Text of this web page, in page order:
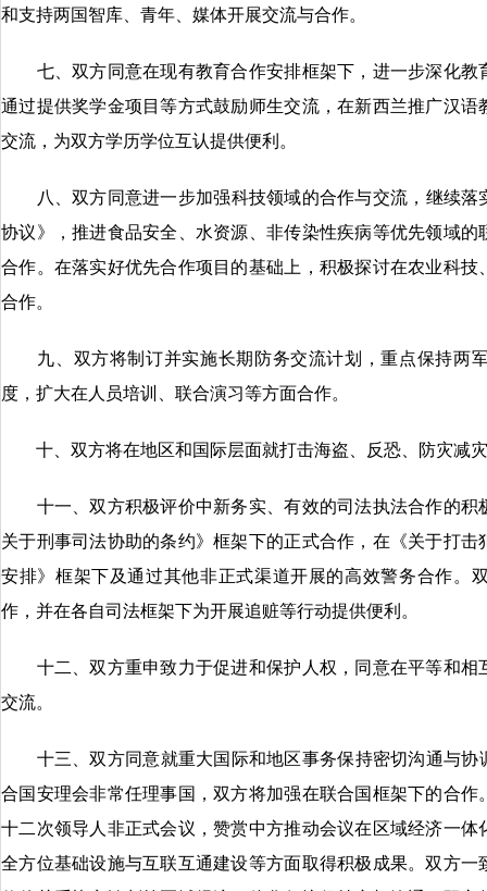
和支持两国智库、青年、媒体开展交流与合作。
七、双方同意在现有教育合作安排框架下，进一步深化教
通过提供奖学金项目等方式鼓励师生交流，在新西兰推广汉
交流，为双方学历学位互认提供便利。
八、双方同意进一步加强科技领域的合作与交流，继续落
协议》，推进食品安全、水资源、非传染性疾病等优先领域
合作。在落实好优先合作项目的基础上，积极探讨在农业科
合作。
九、双方将制订并实施长期防务交流计划，重点保持两
度，扩大在人员培训、联合演习等方面合作。
十、双方将在地区和国际层面就打击海盗、反恐、防灾减
十一、双方积极评价中新务实、有效的司法执法合作的积
关于刑事司法协助的条约》框架下的正式合作，在《关于打
安排》框架下及通过其他非正式渠道开展的高效警务合作。
作，并在各自司法框架下为开展追赃等行动提供便利。
十二、双方重申致力于促进和保护人权，同意在平等和相
交流。
十三、双方同意就重大国际和地区事务保持密切沟通与协
合国安理会非常任理事国，双方将加强在联合国框架下的合
十二次领导人非正式会议，赞赏中方推动会议在区域经济一
全方位基础设施与互联互通建设等方面取得积极成果。双方